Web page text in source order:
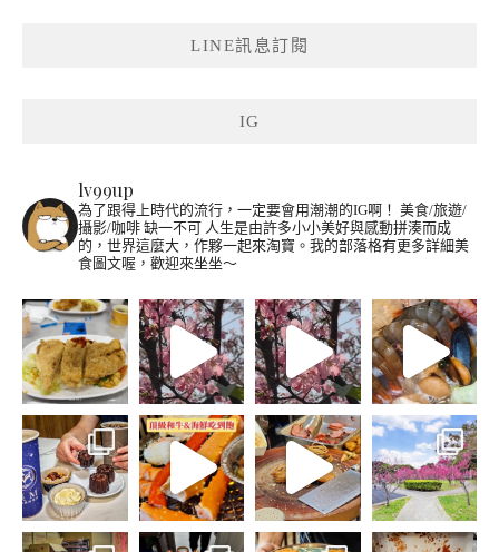
LINE訊息訂閱
IG
lv99up
為了跟得上時代的流行，一定要會用潮潮的IG啊！ 美食/旅遊/
攝影/咖啡 缺一不可 人生是由許多小小美好與感動拼湊而成
的，世界這麼大，作夥一起來淘寶。我的部落格有更多詳細美
食圖文喔，歡迎來坐坐～